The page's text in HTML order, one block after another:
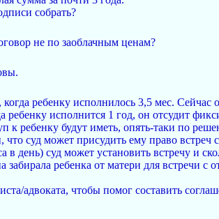
собрать?
не по заоблачным ценам?
ребенку исполнилось 3,5 мес. Сейчас
ребенку исполнится 1 год, он отсудит
ребенку будут иметь, опять-таки по
суд может присудить ему право
день) суд может установить встречу и
забирала ребенка от матери для
адвоката, чтобы помог составить